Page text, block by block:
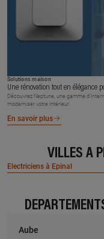
Solutions maison
Une rénovation tout en élégance
Découvrez Neptune, une gamme
moderniser votre intérieur.
En savoir plus
VILLES À
Electriciens à Epinal
Aube